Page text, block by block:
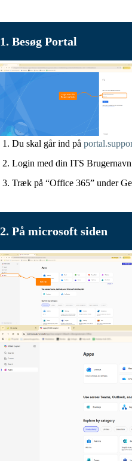
1. Besøg Portal
Du skal går ind på
Login med din ITS
Træk på “Office 365” under
2. På microsoft siden